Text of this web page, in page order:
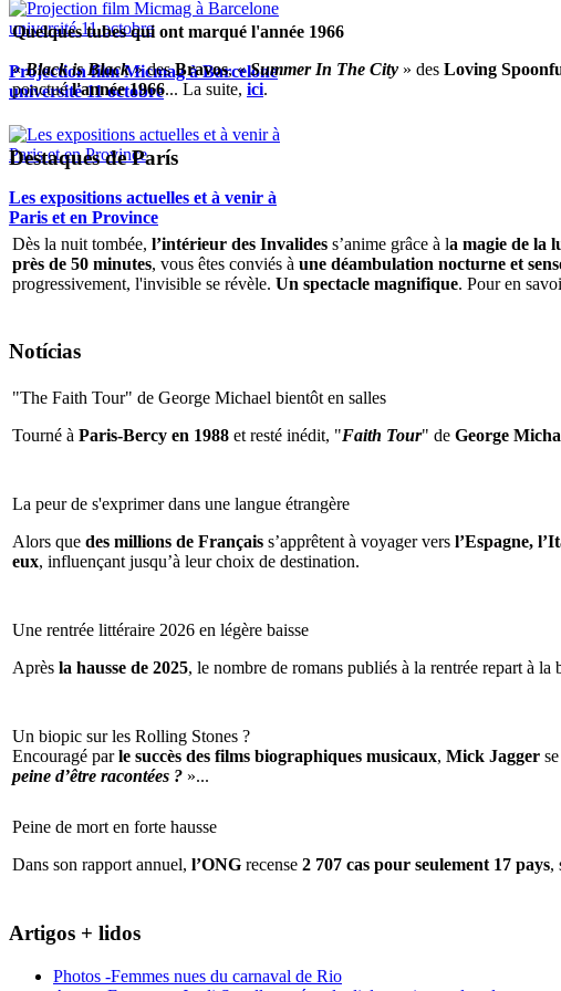
Projection film Micmag à Barcelone
université 11 octobre
Les expositions actuelles et à venir à
Paris et en Province
Quelques tubes qui ont marqué l'année 1966
«Black is Black» desBravos, «Summer In The City » des Loving
ponctuél'année 1966... La suite, ici.
Destaques de París
Dès la nuit tombée, l’intérieur des Invalides s’anime grâce à la magie de la
près de 50 minutes, vous êtes conviés à une déambulation nocturne et
progressivement, l'invisible se révèle. Un spectacle magnifique. Pour en
Notícias
"The Faith Tour" de George Michael bientôt en salles
Tourné à Paris-Bercy en 1988 et resté inédit, "Faith Tour" de George
La peur de s'exprimer dans une langue étrangère
Alors que des millions de Français s’apprêtent à voyager vers l’Espagne,
eux, influençant jusqu’à leur choix de destination.
Une rentrée littéraire 2026 en légère baisse
Après la hausse de 2025, le nombre de romans publiés à la rentrée repart à la
Un biopic sur les Rolling Stones ?
Encouragé parle succès des films biographiques musicaux, Mick Jagger
peine d’être racontées ? »...
Peine de mort en forte hausse
Dans son rapport annuel, l’ONG recense 2 707 cas pour seulement 17 pays,
Artigos + lidos
Photos -Femmes nues du carnaval de Rio